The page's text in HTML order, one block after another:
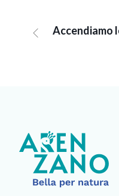
Accendiamo